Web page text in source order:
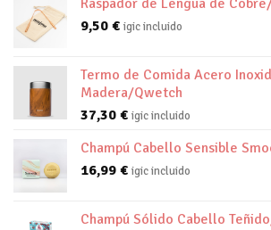
Raspador de Lengua de
9,50 € igic incluido
Termo de Comida Acero
Madera/Qwetch
37,30 € igic incluido
Champú Cabello Sensible
16,99 € igic incluido
Champú Sólido Cabello